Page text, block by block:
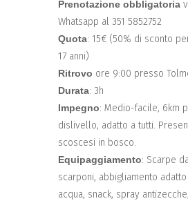
Prenotazione obbligatoria
Whatsapp al 351 5852752
Quota: 15€ (50% di sconto
17 anni)
Ritrovo ore 9:00 presso
Durata: 3h
Impegno: Medio-facile, 6km
dislivello, adatto a tutti.
scoscesi in bosco.
Equipaggiamento: Scarpe
scarponi, abbigliamento
acqua, snack, spray